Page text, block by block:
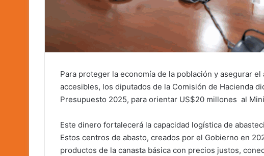
Para proteger la economía de la población y asegurar
accesibles, los diputados de la Comisión de Hacienda
Presupuesto 2025, para orientar US$20 millones al
Este dinero fortalecerá la capacidad logística de
Estos centros de abasto, creados por el Gobierno en
productos de la canasta básica con precios justos,